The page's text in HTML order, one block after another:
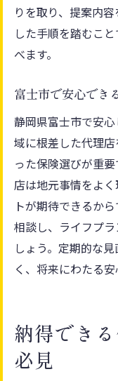
りを取り、提案内
した手順を踏むこ
べます。
富士市で安心でき
静岡県富士市で安
域に根差した代理
った保険選びが重
店は地元事情をよ
トが期待できるか
相談し、ライフプ
しょう。定期的な
く、将来にわたる安
納得でき
必見